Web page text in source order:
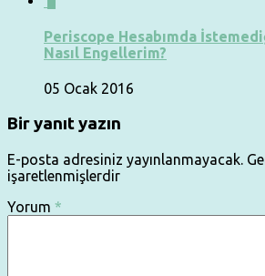
Periscope Hesabımda
Nasıl Engellerim?
05 Ocak 2016
Bir yanıt yazın
E-posta adresiniz yayınlanmayacak.
işaretlenmişlerdir
Yorum *